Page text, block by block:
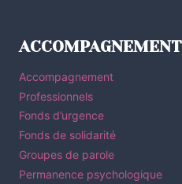
ACCOMPAGNEMENT
Accompagnement
Professionnels
Fonds d’urgence
Fonds de solidarité
Groupes de parole
Permanence psychologique